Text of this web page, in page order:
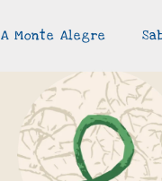
A Monte Alegre